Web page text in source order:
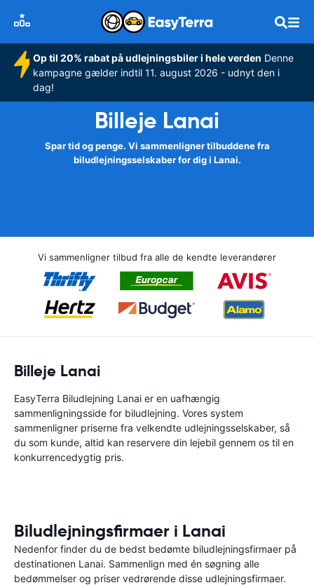
Op til 20% rabat på udlejningsbiler i hele verden Denne
kampagne gælder indtil 11. august 2026 - udnyt den i
dag!
Billeje Lanai
Spar tid og penge. Vi sammenligner tilbuddene fra
biludlejningsselskaber for dig i Lanai.
Vi sammenligner tilbud fra alle de kendte leverandører
Billeje Lanai
EasyTerra Biludlejning Lanai er en uafhængig
sammenligningsside for biludlejning. Vores system
sammenligner priserne fra velkendte udlejningsselskaber, så
du som kunde, altid kan reservere din lejebil gennem os til en
konkurrencedygtig pris.
Biludlejningsfirmaer i Lanai
Nedenfor finder du de bedst bedømte biludlejningsfirmaer på
destinationen Lanai. Sammenlign med én søgning alle
bedømmelser og priser vedrørende disse udlejningsfirmaer.